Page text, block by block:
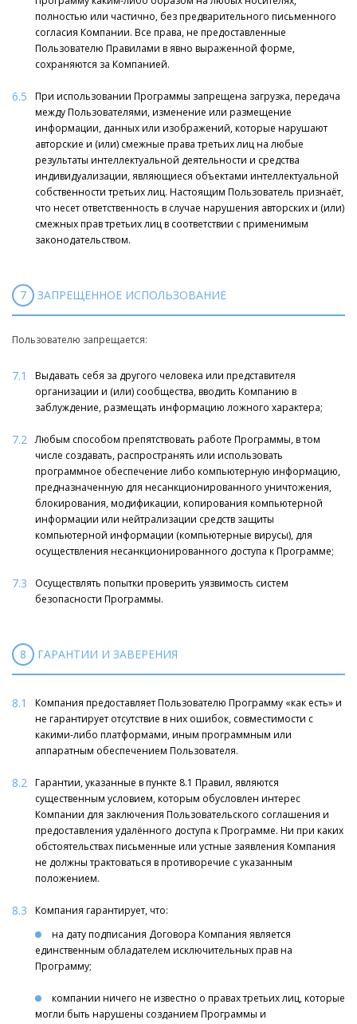
полностью или частично, без предварительного письменного
согласия Компании. Все права, не предоставленные
Пользователю Правилами в явно выраженной форме,
сохраняются за Компанией.
6.5
При использовании Программы запрещена загрузка, передача
между Пользователями, изменение или размещение
информации, данных или изображений, которые нарушают
авторские и (или) смежные права третьих лиц на любые
результаты интеллектуальной деятельности и средства
индивидуализации, являющиеся объектами интеллектуальной
собственности третьих лиц. Настоящим Пользователь признаёт,
что несет ответственность в случае нарушения авторских и (или)
смежных прав третьих лиц в соответствии с применимым
законодательством.
7 ЗАПРЕЩЕННОЕ ИСПОЛЬЗОВАНИЕ
Пользователю запрещается:
7.1
Выдавать себя за другого человека или представителя
организации и (или) сообщества, вводить Компанию в
заблуждение, размещать информацию ложного характера;
7.2 Любым способом препятствовать работе Программы, в том
числе создавать, распространять или использовать
программное обеспечение либо компьютерную информацию,
предназначенную для несанкционированного уничтожения,
блокирования, модификации, копирования компьютерной
информации или нейтрализации средств защиты
компьютерной информации (компьютерные вирусы), для
осуществления несанкционированного доступа к Программе;
7.3
Осуществлять попытки проверить уязвимость систем
безопасности Программы.
8 ГАРАНТИИ И ЗАВЕРЕНИЯ
8.1
Компания предоставляет Пользователю Программу «как есть» и
не гарантирует отсутствие в них ошибок, совместимости с
какими-либо платформами, иным программным или
аппаратным обеспечением Пользователя.
8.2 Гарантии, указанные в пункте 8.1 Правил, являются
существенным условием, которым обусловлен интерес
Компании для заключения Пользовательского соглашения и
предоставления удалённого доступа к Программе. Ни при каких
обстоятельствах письменные или устные заявления Компания
не должны трактоваться в противоречие с указанным
положением.
8.3
Компания гарантирует, что:
на дату подписания Договора Компания является
единственным обладателем исключительных прав на
Программу;
компании ничего не известно о правах третьих лиц, которые
могли быть нарушены созданием Программы и